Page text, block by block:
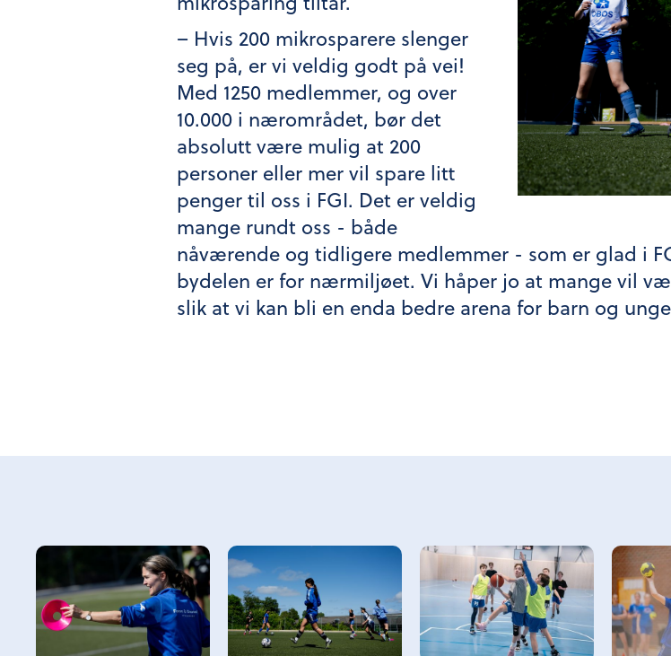
– Hvis 200 mikrosparere slenger
seg på, er vi veldig godt på vei!
Med 1250 medlemmer, og over
10.000 i nærområdet, bør det
absolutt være mulig at 200
personer eller mer vil spare litt
penger til oss i FGI. Det er veldig
mange rundt oss - både
nåværende og tidligere medlemmer - som er glad i
bydelen er for nærmiljøet. Vi håper jo at mange vil
slik at vi kan bli en enda bedre arena for barn og